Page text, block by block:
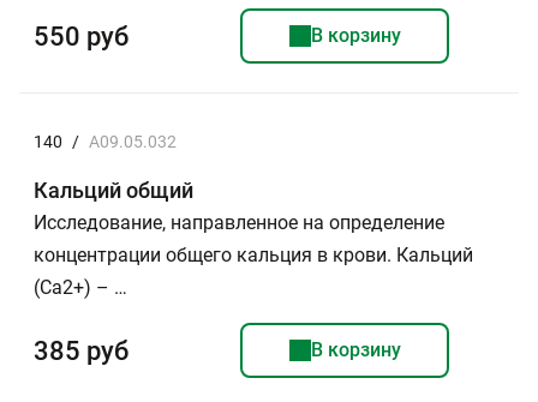
550 руб В корзину
140 / A09.05.032
Кальций общий
Исследование, направленное на определение
концентрации общего кальция в крови. Кальций
(Са2+) – …
385 руб В корзину